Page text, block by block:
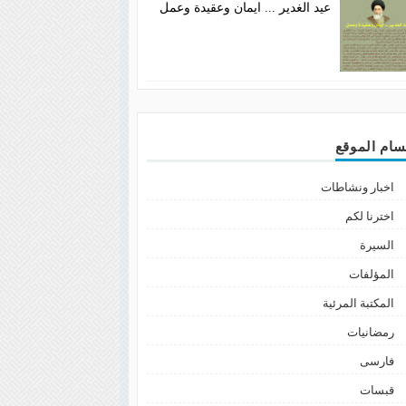
عيد الغدير ... ايمان وعقيدة وعمل
الموقع
اخبار ونشاطات
اخترنا لكم
السيرة
المؤلفات
المكتبة المرئية
رمضانيات
فارسى
قبسات